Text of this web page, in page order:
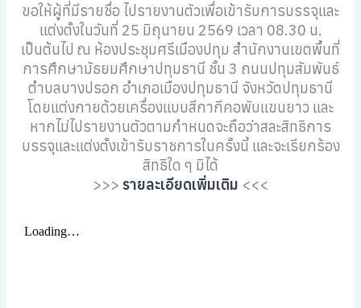
ขอให้ผู้ที่มีรายชื่อ ไปรายงานตัวเพื่อเข้ารับการบรรจุและ
แต่งตั้งในวันที่ 25 มิถุนายน 2569 เวลา 08.30 น.
เป็นต้นไป ณ ห้องประชุมศรีเมืองปทุม สำนักงานเขตพื้นที่
การศึกษามัธยมศึกษาปทุมธานี ชั้น 3 ถนนปทุมสัมพันธ์
ตำบลบางปรอก อำเภอเมืองปทุมธานี จังหวัดปทุมธานี
โดยแต่งกายด้วยเครื่องแบบสีกากีคอพับแขนยาว และ
หากไม่ไปรายงานตัวตามกำหนดจะถือว่าสละสิทธิการ
บรรจุและแต่งตั้งเข้ารับราชการในครั้งนี้ และจะเรียกร้อง
สิทธิใด ๆ มิได้
>>> รายละเอียดเพิ่มเติม <<<